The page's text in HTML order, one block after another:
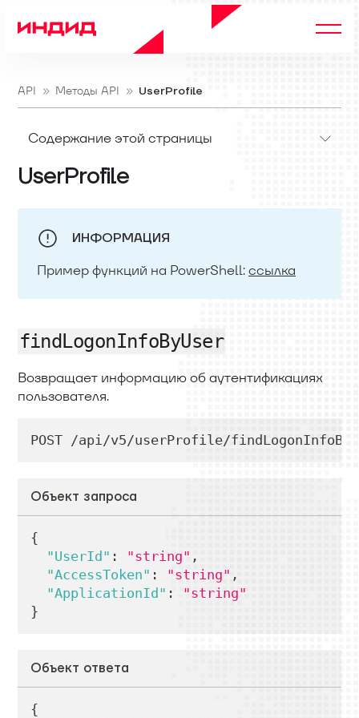
API Методы API UserProfile
Содержание этой страницы
UserProfile
ИНФОРМАЦИЯ
Пример функций на PowerShell:ссылка
findLogonInfoByUser
Возвращает информацию об аутентификациях
пользователя.
POST /api/v5/userProfile/
Объект запроса
{
"UserId" : "string" ,
"AccessToken" : "string" ,
"ApplicationId" :
"string"
}
Объект ответа
{